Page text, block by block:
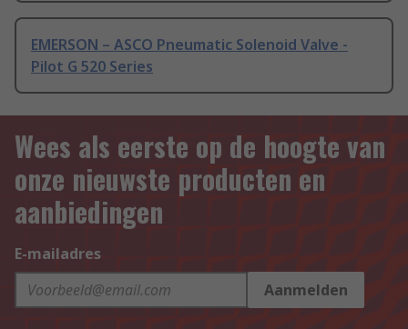
EMERSON – ASCO Pneumatic Solenoid Valve -
Pilot G 520 Series
Wees als eerste op de hoogte van
onze nieuwste producten en
aanbiedingen
E-mailadres
Aanmelden